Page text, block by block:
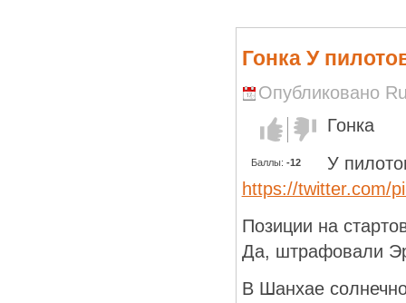
Гонка У
Опубликовано
Голос за!Голос
против!
Баллы: -12
Гонка
У
https://twitter.com/
Позиции на
Да, штрафовали
В Шанхае